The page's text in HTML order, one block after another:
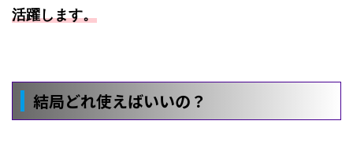
活躍します。
結局どれ使えばいいの？